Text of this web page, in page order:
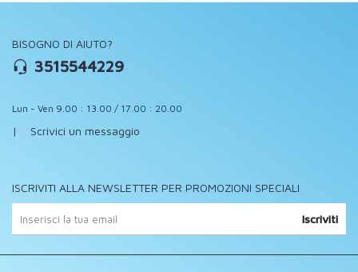
BISOGNO DI AIUTO?
3515544229
Lun - Ven 9.00 : 13.00 / 17.00 : 20.00
| Scrivici un messaggio
ISCRIVITI ALLA NEWSLETTER PER PROMOZIONI SPECIALI
Iscriviti